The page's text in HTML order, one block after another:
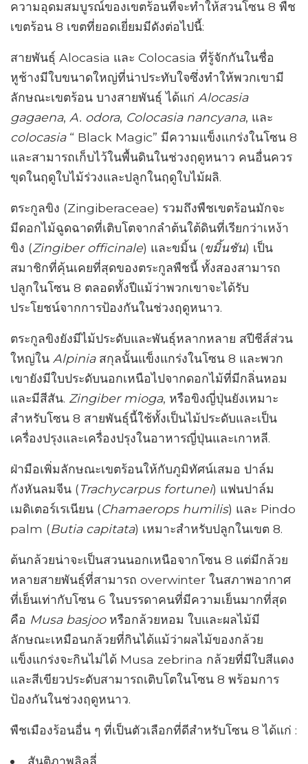
ความอุดมสมบูรณ์ของเขตร้อนที่จะทำให้สวนโซน 8 พืช
เขตร้อน 8 เขตที่ยอดเยี่ยมมีดังต่อไปนี้:
สายพันธุ์ Alocasia และ Colocasia ที่รู้จักกันในชื่อ
หูช้างมีใบขนาดใหญ่ที่น่าประทับใจซึ่งทำให้พวกเขามี
ลักษณะเขตร้อน บางสายพันธุ์ ได้แก่ Alocasia
gagaena, A. odora, Colocasia nancyana, และ
colocasia“ Black Magic” มีความแข็งแกร่งในโซน 8
และสามารถเก็บไว้ในพื้นดินในช่วงฤดูหนาว คนอื่นควร
ขุดในฤดูใบไม้ร่วงและปลูกในฤดูใบไม้ผลิ.
ตระกูลขิง (Zingiberaceae) รวมถึงพืชเขตร้อนมักจะ
มีดอกไม้ฉูดฉาดที่เติบโตจากลำต้นใต้ดินที่เรียกว่าเหง้า
ขิง (Zingiber officinale) และขมิ้น (ขมิ้นชัน) เป็น
สมาชิกที่คุ้นเคยที่สุดของตระกูลพืชนี้ ทั้งสองสามารถ
ปลูกในโซน 8 ตลอดทั้งปีแม้ว่าพวกเขาจะได้รับ
ประโยชน์จากการป้องกันในช่วงฤดูหนาว.
ตระกูลขิงยังมีไม้ประดับและพันธุ์หลากหลาย สปีชีส์ส่วน
ใหญ่ใน Alpiniaสกุลนั้นแข็งแกร่งในโซน 8 และพวก
เขายังมีใบประดับนอกเหนือไปจากดอกไม้ที่มีกลิ่นหอม
และมีสีสัน. Zingiber mioga, หรือขิงญี่ปุ่นยังเหมาะ
สำหรับโซน 8 สายพันธุ์นี้ใช้ทั้งเป็นไม้ประดับและเป็น
เครื่องปรุงและเครื่องปรุงในอาหารญี่ปุ่นและเกาหลี.
ฝ่ามือเพิ่มลักษณะเขตร้อนให้กับภูมิทัศน์เสมอ ปาล์ม
กังหันลมจีน (Trachycarpus fortunei) แฟนปาล์ม
เมดิเตอร์เรเนียน (Chamaerops humilis) และ Pindo
palm (Butia capitata) เหมาะสำหรับปลูกในเขต 8.
ต้นกล้วยน่าจะเป็นสวนนอกเหนือจากโซน 8 แต่มีกล้วย
หลายสายพันธุ์ที่สามารถ overwinter ในสภาพอากาศ
ที่เย็นเท่ากับโซน 6 ในบรรดาคนที่มีความเย็นมากที่สุด
คือ Musa basjooหรือกล้วยหอม ใบและผลไม้มี
ลักษณะเหมือนกล้วยที่กินได้แม้ว่าผลไม้ของกล้วย
แข็งแกร่งจะกินไม่ได้ Musa zebrina กล้วยที่มีใบสีแดง
และสีเขียวประดับสามารถเติบโตในโซน 8 พร้อมการ
ป้องกันในช่วงฤดูหนาว.
พืชเมืองร้อนอื่น ๆ ที่เป็นตัวเลือกที่ดีสำหรับโซน 8 ได้แก่ :
สันติภาพลิลลี่